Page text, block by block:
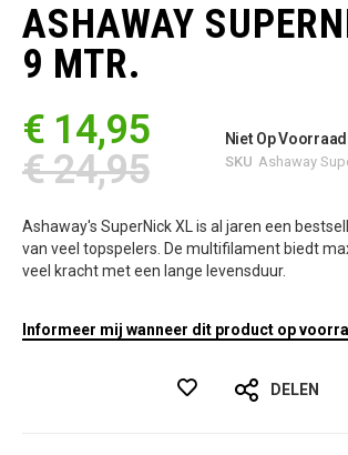
begin
van
de
afbeeldingen-
ASHAWAY
9 MTR.
€ 14,95
€ 24,95
Niet Op Voorraad
SKU Ashaway
Ashaway's SuperNick XL is al jaren een
van veel topspelers. De multifilament biedt
veel kracht met een lange levensduur.
Informeer mij wanneer dit product op
DELEN